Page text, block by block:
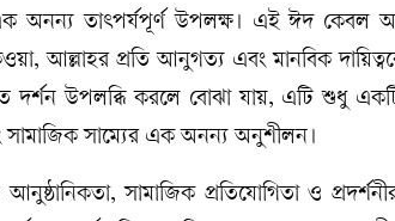
অনন্য তাৎপর্যপূর্ণ উপলক্ষ। এই ঈদ কেবল
আল্লাহর প্রতি আনুগত্য এবং মানবিক
উপলব্ধি করলে বোঝা যায়, এটি শুধু একটি
সামাজিক সাম্যের এক অনন্য অনুশীলন।
সামাজিক প্রতিযোগিতা ও